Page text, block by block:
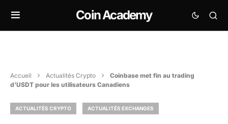
Coin Academy
Accueil Actualités Crypto
Coinbase met fin au trading
d’USDT pour les utilisateurs Canadiens
ACTUALITÉS CRYPTO ACTUALITÉS EXCHANGES